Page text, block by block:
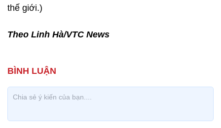
thế giới.)
Theo Linh Hà/VTC News